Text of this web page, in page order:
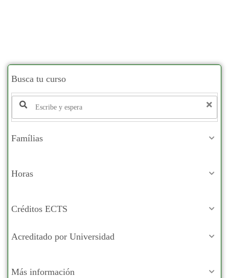
Busca tu curso
Famílias
Horas
Créditos ECTS
Acreditado por Universidad
Más información